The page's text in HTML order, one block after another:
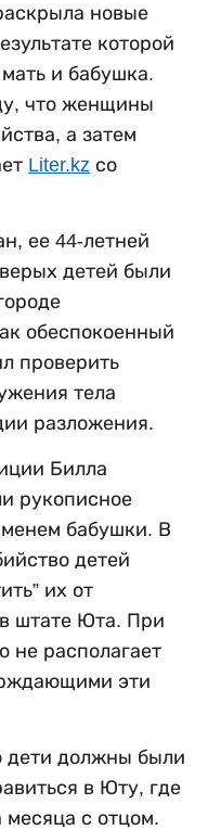
новые
которой
и бабушка.
что женщины
а затем
Liter.kz со
ее 44-летней
детей были
обеспокоенный
проверить
тела
разложения.
Билла
рукописное
бабушки. В
детей
их от
штате Юта. При
не располагает
эти
дети должны были
в Юту, где
месяца с отцом.